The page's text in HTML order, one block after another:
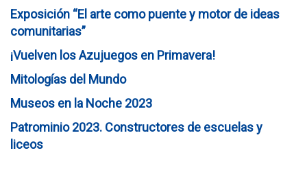
Exposición “El arte como puente y motor de ideas
comunitarias”
¡Vuelven los Azujuegos en Primavera!
Mitologías del Mundo
Museos en la Noche 2023
Patrominio 2023. Constructores de escuelas y
liceos